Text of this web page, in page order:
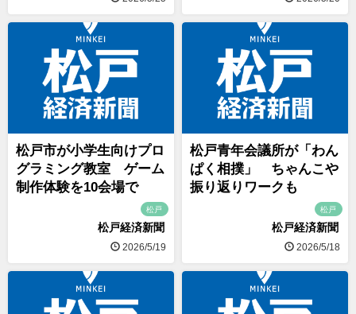
松戸市が小学生向けプロ
グラミング教室 ゲーム
制作体験を10会場で
松戸
松戸経済新聞
2026/5/19
松戸青年会議所が「わん
ぱく相撲」 ちゃんこや
振り返りワークも
松戸
松戸経済新聞
2026/5/18